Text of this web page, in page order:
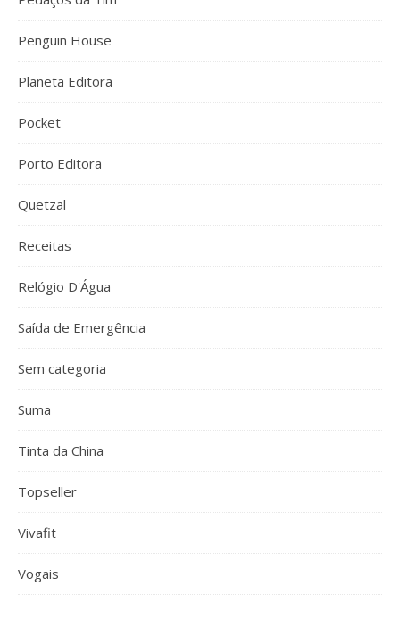
Penguin House
Planeta Editora
Pocket
Porto Editora
Quetzal
Receitas
Relógio D'Água
Saída de Emergência
Sem categoria
Suma
Tinta da China
Topseller
Vivafit
Vogais